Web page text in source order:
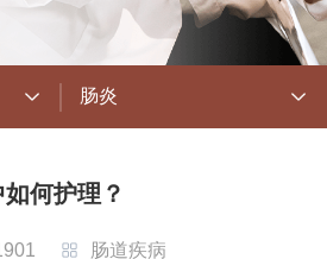
肠炎
何护理？
肠道疾病